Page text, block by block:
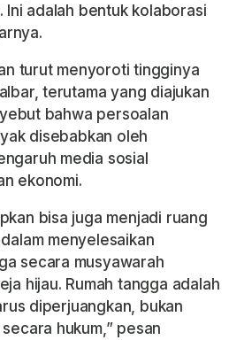
Ini adalah bentuk kolaborasi
turut menyoroti tingginya
terutama yang diajukan
bahwa persoalan
disebabkan oleh
media sosial
ekonomi.
bisa juga menjadi ruang
menyelesaikan
secara musyawarah
hijau. Rumah tangga adalah
diperjuangkan, bukan
hukum,” pesan